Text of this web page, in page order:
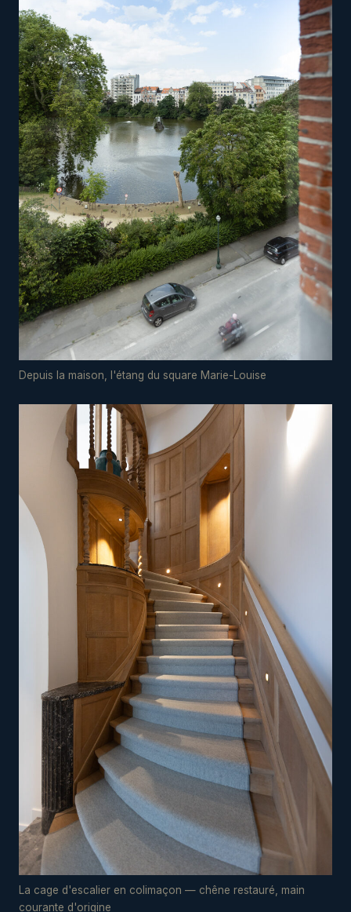
Depuis la maison, l'étang du square Marie-Louise
La cage d'escalier en colimaçon — chêne restauré, main
courante d'origine